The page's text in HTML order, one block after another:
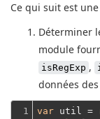
Ce qui suit est
Déterminer
module
isRegExp ,
données
1
var util =